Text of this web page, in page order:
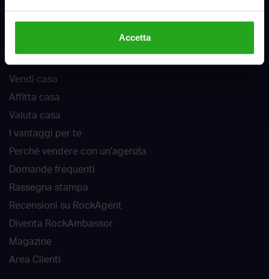
Accetta
Vendi casa
Affitta casa
Valuta casa
I vantaggi per te
Perché vendere con un'agenzia
Domande frequenti
Rassegna stampa
Recensioni su RockAgent
Diventa RockAmbassor
Magazine
Area Clienti